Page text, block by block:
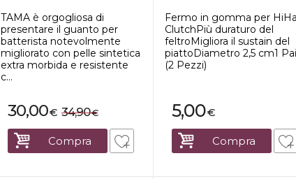
TAMA è orgogliosa di
presentare il guanto per
batterista notevolmente
migliorato con pelle sintetica
extra morbida e resistente
c...
€
30,00 €
34,90
Compra
Fermo in gomma per
ClutchPiù duraturo del
feltroMigliora il sustain del
piattoDiametro 2,5 cm1
(2 Pezzi)
€
5,00
Compra